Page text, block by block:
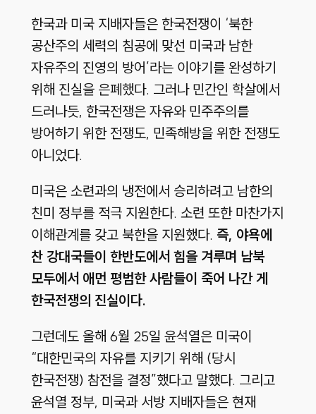
한국과 미국 지배자들은 한국전쟁이 ‘북한
공산주의 세력의 침공에 맞선 미국과 남한
자유주의 진영의 방어’라는 이야기를 완성하기
위해 진실을 은폐했다. 그러나 민간인 학살에서
드러나듯, 한국전쟁은 자유와 민주주의를
방어하기 위한 전쟁도, 민족해방을 위한 전쟁도
아니었다.
미국은 소련과의 냉전에서 승리하려고 남한의
친미 정부를 적극 지원한다. 소련 또한 마찬가지
이해관계를 갖고 북한을 지원했다. 즉, 야욕에
찬 강대국들이 한반도에서 힘을 겨루며 남북
모두에서 애먼 평범한 사람들이 죽어 나간 게
한국전쟁의 진실이다.
그런데도 올해 6월 25일 윤석열은 미국이
“대한민국의 자유를 지키기 위해 (당시
한국전쟁) 참전을 결정”했다고 말했다. 그리고
윤석열 정부, 미국과 서방 지배자들은 현재